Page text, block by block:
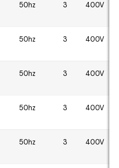
50hz 3 400V
50hz 3 400V
50hz 3 400V
50hz 3 400V
50hz 3 400V